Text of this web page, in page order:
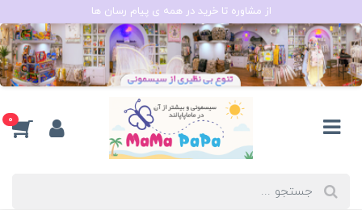
از مشاوره تا خرید در همه ی پیام رسان ها
0